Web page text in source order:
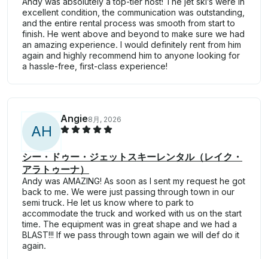
excellent condition, the communication was outstanding,
and the entire rental process was smooth from start to
finish. He went above and beyond to make sure we had
an amazing experience. I would definitely rent from him
again and highly recommend him to anyone looking for
a hassle-free, first-class experience!
AH
Angie8月, 2026
シー・ドゥー・ジェットスキーレンタル（レイク・
アラトゥーナ）
Andy was AMAZING! As soon as I sent my request he got
back to me. We were just passing through town in our
semi truck. He let us know where to park to
accommodate the truck and worked with us on the start
time. The equipment was in great shape and we had a
BLAST!!! If we pass through town again we will def do it
again.